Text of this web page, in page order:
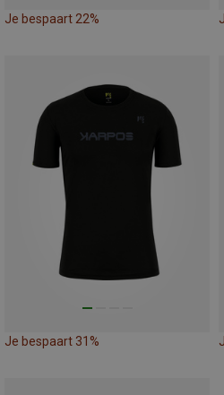
Je bespaart 22%
Je bespaart 31%